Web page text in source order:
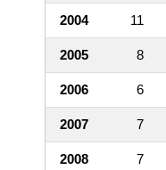
2004 11
2005 8
2006 6
2007 7
2008 7